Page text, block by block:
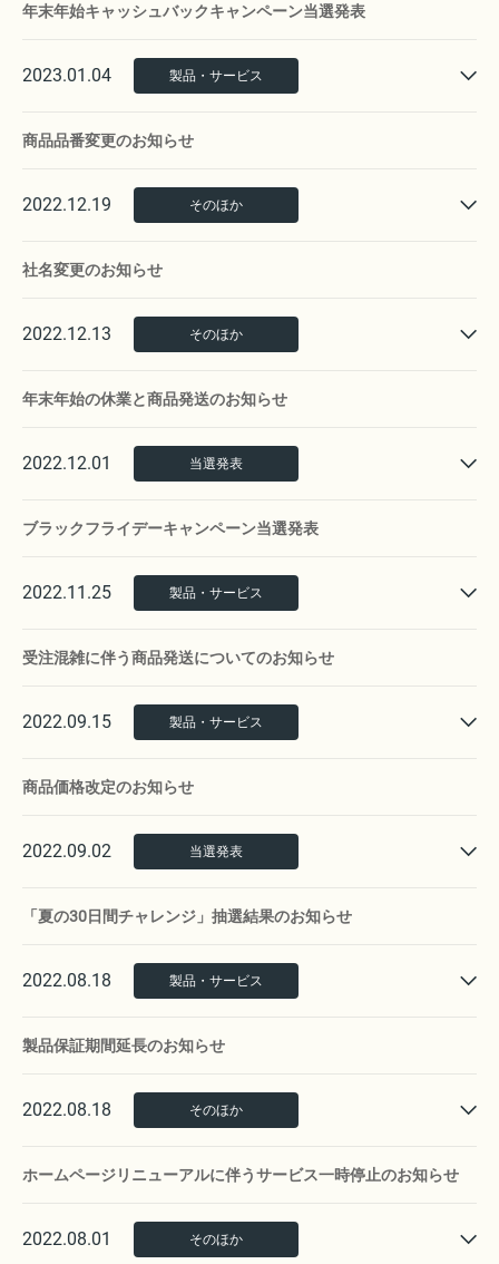
年末年始キャッシュバックキャンペーン当選発表
2023.01.04 製品・サービス
商品品番変更のお知らせ
2022.12.19 そのほか
社名変更のお知らせ
2022.12.13 そのほか
年末年始の休業と商品発送のお知らせ
2022.12.01 当選発表
ブラックフライデーキャンペーン当選発表
2022.11.25 製品・サービス
受注混雑に伴う商品発送についてのお知らせ
2022.09.15 製品・サービス
商品価格改定のお知らせ
2022.09.02 当選発表
「夏の30日間チャレンジ」抽選結果のお知らせ
2022.08.18 製品・サービス
製品保証期間延長のお知らせ
2022.08.18 そのほか
ホームページリニューアルに伴うサービス一時停止のお知らせ
2022.08.01 そのほか